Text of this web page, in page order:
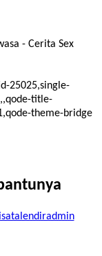
- Cerita Sex
25025,single-
title-
theme-bridge